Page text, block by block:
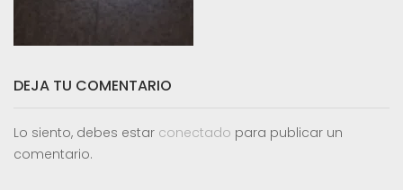
DEJA TU COMENTARIO
Lo siento, debes estar conectado para publicar un
comentario.